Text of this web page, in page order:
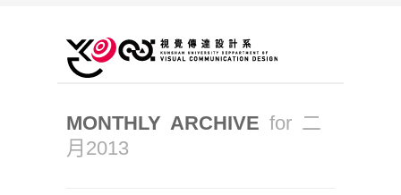
MONTHLY ARCHIVE for 二
月2013